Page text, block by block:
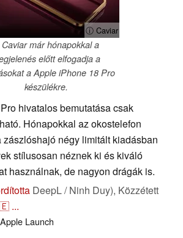
ⓘ Caviar
már hónapokkal a
előtt elfogadja a
a Apple iPhone 18 Pro
készülékre.
hivatalos bemutatása csak
Hónapokkal az okostelefon
négy limitált kiadásban
stílusosan néznek ki és kiváló
használnak, de nagyon drágák is.
DeepL / Ninh Duy), Közzétett
...
Apple Launch